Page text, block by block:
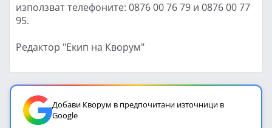
използват телефоните: 0876 00 76 79 и 0876 00 77
95.
Редактор "Екип на Кворум"
Добави Кворум в предпочитани източници в
Google